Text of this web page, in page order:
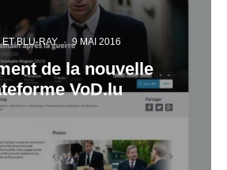
BLU-RAY · 9 MAI 2016
de la nouvelle
VoD.lu